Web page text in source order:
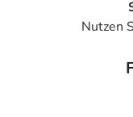
Nutzen